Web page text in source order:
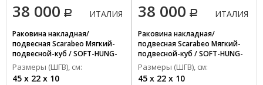
38 000 ИТАЛИЯ
Раковина накладная/
подвесная Scarabeo Мягкий-
подвесной-куб / SOFT-HUNG-
CUBE 1501/49
Размеры (ШГВ), см:
45 x 22 x 10
38 000 ИТАЛИЯ
Раковина накладная/
подвесная Scarabeo Мягкий-
подвесной-куб / SOFT-HUNG-
CUBE 1501/41
Размеры (ШГВ), см:
45 x 22 x 10